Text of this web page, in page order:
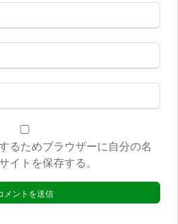
るためブラウザーに自分の名
イトを保存する。